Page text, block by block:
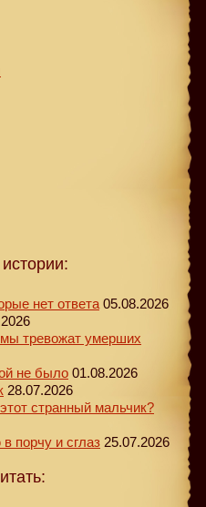
нет ответа 05.08.2026
тревожат умерших
не было 01.08.2026
28.07.2026
странный мальчик?
порчу и сглаз 25.07.2026